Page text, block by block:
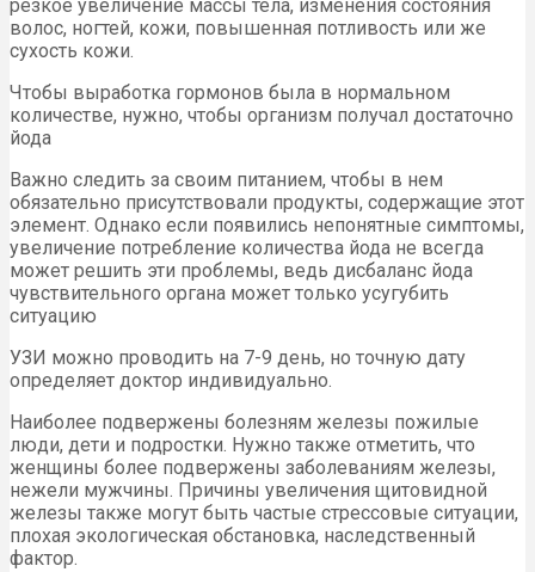
резкое увеличение массы тела, изменения состояния
волос, ногтей, кожи, повышенная потливость или же
сухость кожи.
Чтобы выработка гормонов была в нормальном
количестве, нужно, чтобы организм получал достаточно
йода
Важно следить за своим питанием, чтобы в нем
обязательно присутствовали продукты, содержащие этот
элемент. Однако если появились непонятные симптомы,
увеличение потребление количества йода не всегда
может решить эти проблемы, ведь дисбаланс йода
чувствительного органа может только усугубить
ситуацию
УЗИ можно проводить на 7-9 день, но точную дату
определяет доктор индивидуально.
Наиболее подвержены болезням железы пожилые
люди, дети и подростки. Нужно также отметить, что
женщины более подвержены заболеваниям железы,
нежели мужчины. Причины увеличения щитовидной
железы также могут быть частые стрессовые ситуации,
плохая экологическая обстановка, наследственный
фактор.